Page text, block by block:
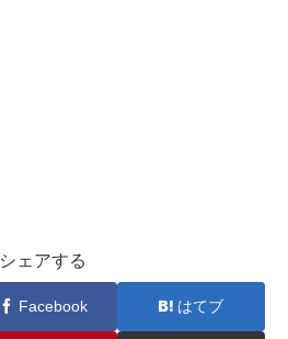
シェアする
Facebook はてブ